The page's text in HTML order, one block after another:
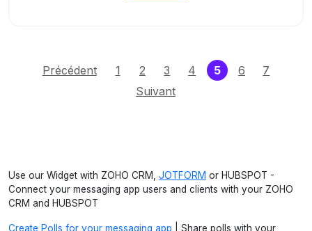
Précédent 1 2 3 4 5(current)
6
7
Suivant
Use our Widget with ZOHO CRM, JOTFORM or HUBSPOT -
Connect your messaging app users and clients with your ZOHO
CRM and HUBSPOT
Create Polls for your messaging app | Share polls with your